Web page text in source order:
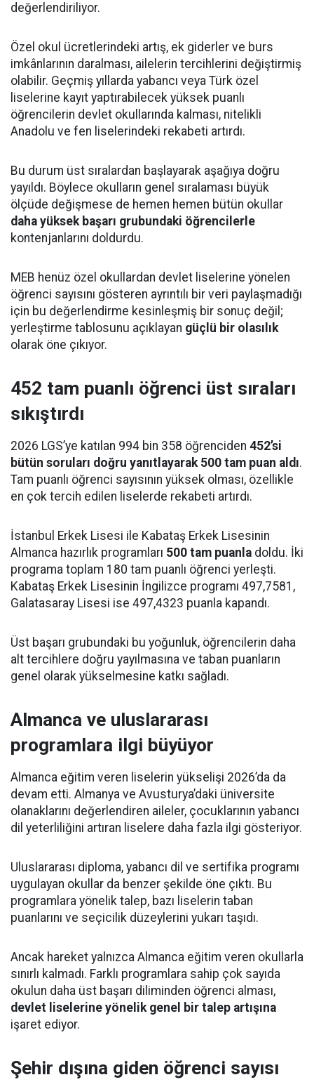
değerlendiriliyor.
Özel okul ücretlerindeki artış, ek giderler ve burs
imkânlarının daralması, ailelerin tercihlerini değiştirmiş
olabilir. Geçmiş yıllarda yabancı veya Türk özel
liselerine kayıt yaptırabilecek yüksek puanlı
öğrencilerin devlet okullarında kalması, nitelikli
Anadolu ve fen liselerindeki rekabeti artırdı.
Bu durum üst sıralardan başlayarak aşağıya doğru
yayıldı. Böylece okulların genel sıralaması büyük
ölçüde değişmese de hemen hemen bütün okullar
daha yüksek başarı grubundaki öğrencilerle
kontenjanlarını doldurdu.
MEB henüz özel okullardan devlet liselerine yönelen
öğrenci sayısını gösteren ayrıntılı bir veri paylaşmadığı
için bu değerlendirme kesinleşmiş bir sonuç değil;
yerleştirme tablosunu açıklayan güçlü bir olasılık
olarak öne çıkıyor.
452 tam puanlı öğrenci üst sıraları
sıkıştırdı
2026 LGS’ye katılan 994 bin 358 öğrenciden 452’si
bütün soruları doğru yanıtlayarak 500 tam puan aldı.
Tam puanlı öğrenci sayısının yüksek olması, özellikle
en çok tercih edilen liselerde rekabeti artırdı.
İstanbul Erkek Lisesi ile Kabataş Erkek Lisesinin
Almanca hazırlık programları 500 tam puanla doldu. İki
programa toplam 180 tam puanlı öğrenci yerleşti.
Kabataş Erkek Lisesinin İngilizce programı 497,7581,
Galatasaray Lisesi ise 497,4323 puanla kapandı.
Üst başarı grubundaki bu yoğunluk, öğrencilerin daha
alt tercihlere doğru yayılmasına ve taban puanların
genel olarak yükselmesine katkı sağladı.
Almanca ve uluslararası
programlara ilgi büyüyor
Almanca eğitim veren liselerin yükselişi 2026’da da
devam etti. Almanya ve Avusturya’daki üniversite
olanaklarını değerlendiren aileler, çocuklarının yabancı
dil yeterliliğini artıran liselere daha fazla ilgi gösteriyor.
Uluslararası diploma, yabancı dil ve sertifika programı
uygulayan okullar da benzer şekilde öne çıktı. Bu
programlara yönelik talep, bazı liselerin taban
puanlarını ve seçicilik düzeylerini yukarı taşıdı.
Ancak hareket yalnızca Almanca eğitim veren okullarla
sınırlı kalmadı. Farklı programlara sahip çok sayıda
okulun daha üst başarı diliminden öğrenci alması,
devlet liselerine yönelik genel bir talep artışına
işaret ediyor.
Şehir dışına giden öğrenci sayısı